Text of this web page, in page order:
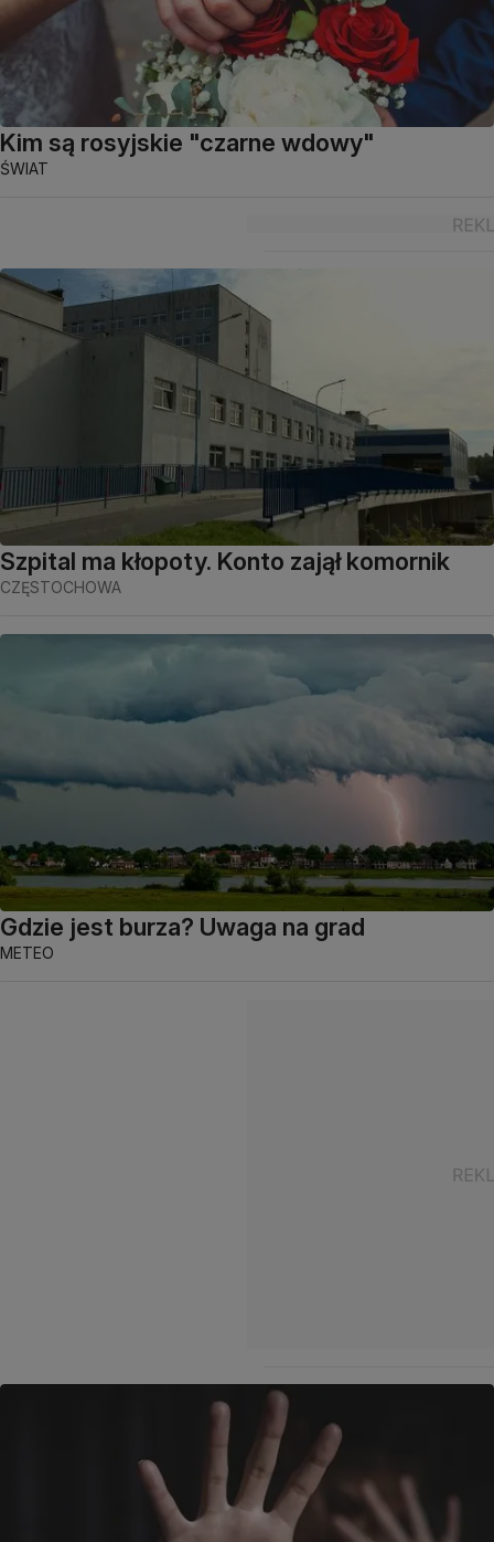
Kim są rosyjskie "czarne wdowy"
ŚWIAT
Szpital ma kłopoty. Konto zajął komornik
CZĘSTOCHOWA
Gdzie jest burza? Uwaga na grad
METEO